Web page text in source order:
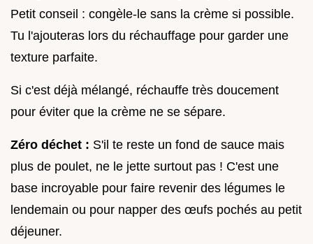
Petit conseil : congèle-le sans la crème si possible.
Tu l'ajouteras lors du réchauffage pour garder une
texture parfaite.
Si c'est déjà mélangé, réchauffe très doucement
pour éviter que la crème ne se sépare.
Zéro déchet : S'il te reste un fond de sauce mais
plus de poulet, ne le jette surtout pas ! C'est une
base incroyable pour faire revenir des légumes le
lendemain ou pour napper des œufs pochés au petit
déjeuner.